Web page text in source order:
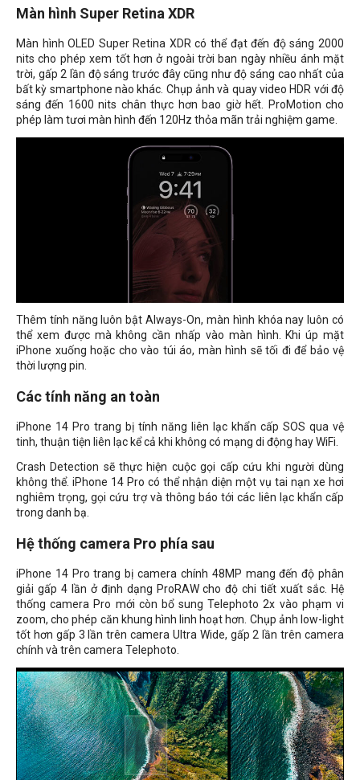
Màn hình Super Retina XDR
Màn hình OLED Super Retina XDR có thể đạt đến độ sáng 2000
nits cho phép xem tốt hơn ở ngoài trời ban ngày nhiều ánh mặt
trời, gấp 2 lần độ sáng trước đây cũng như độ sáng cao nhất của
bất kỳ smartphone nào khác. Chụp ảnh và quay video HDR với độ
sáng đến 1600 nits chân thực hơn bao giờ hết. ProMotion cho
phép làm tươi màn hình đến 120Hz thỏa mãn trải nghiệm game.
Thêm tính năng luôn bật Always-On, màn hình khóa nay luôn có
thể xem được mà không cần nhấp vào màn hình. Khi úp mặt
iPhone xuống hoặc cho vào túi áo, màn hình sẽ tối đi để bảo vệ
thời lượng pin.
Các tính năng an toàn
iPhone 14 Pro trang bị tính năng liên lạc khẩn cấp SOS qua vệ
tinh, thuận tiện liên lạc kể cả khi không có mạng di động hay WiFi.
Crash Detection sẽ thực hiện cuộc gọi cấp cứu khi người dùng
không thể. iPhone 14 Pro có thể nhận diện một vụ tai nạn xe hơi
nghiêm trọng, gọi cứu trợ và thông báo tới các liên lạc khẩn cấp
trong danh bạ.
Hệ thống camera Pro phía sau
iPhone 14 Pro trang bị camera chính 48MP mang đến độ phân
giải gấp 4 lần ở định dạng ProRAW cho độ chi tiết xuất sắc. Hệ
thống camera Pro mới còn bổ sung Telephoto 2x vào phạm vi
zoom, cho phép căn khung hình linh hoạt hơn. Chụp ảnh low-light
tốt hơn gấp 3 lần trên camera Ultra Wide, gấp 2 lần trên camera
chính và trên camera Telephoto.